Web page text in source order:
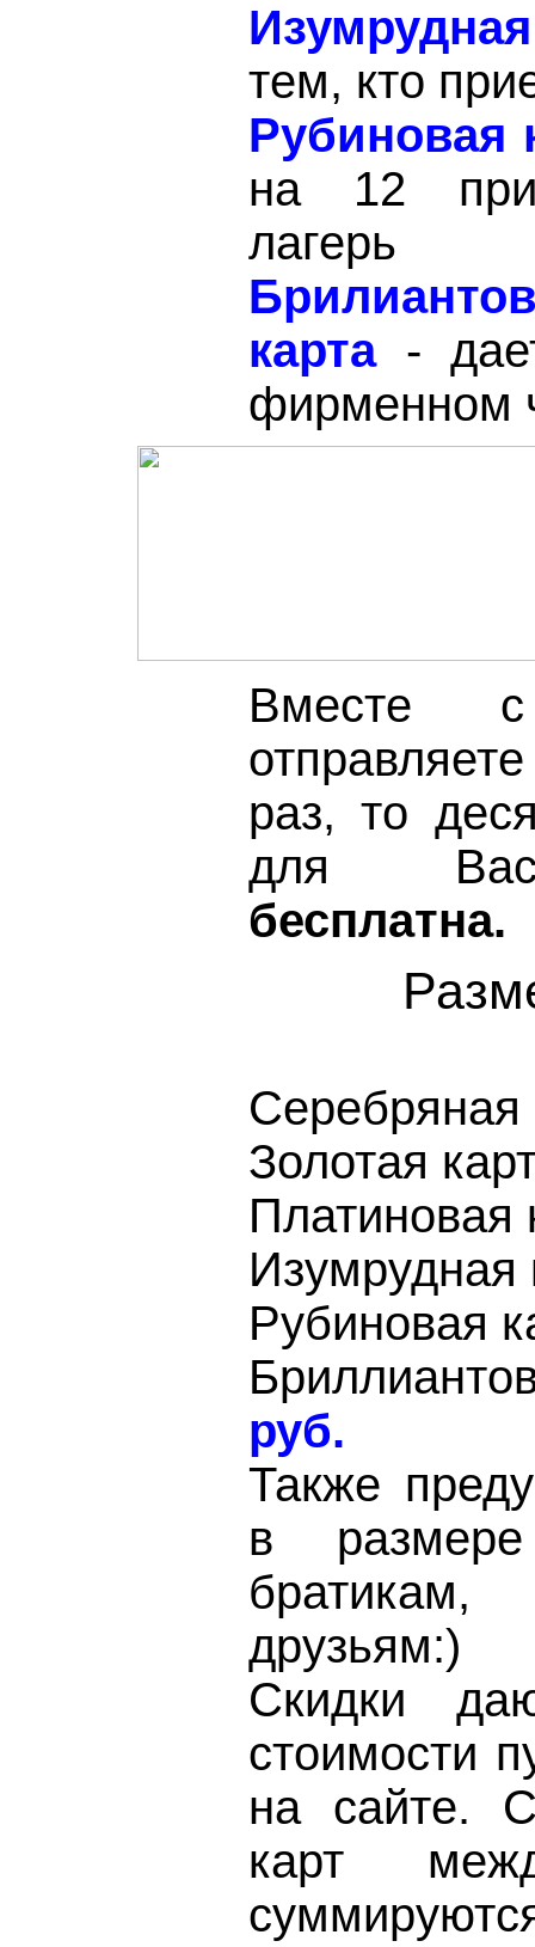
тем, кто
Рубиновая
на 12
лагерь
карта-
фирменном
Вместе
раз, то
для
бесплатна.
Золотая
Платиновая
Изумрудная
Рубиновая
руб.
Также
в
друзьям:)
Скидки
стоимости
на сайте.
карт